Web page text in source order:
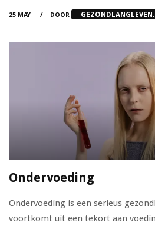
25 MAY DOOR
Ondervoeding
Ondervoeding is een serieus
voortkomt uit een tekort aan